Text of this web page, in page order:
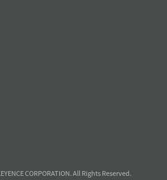
CORPORATION. All Rights Reserved.